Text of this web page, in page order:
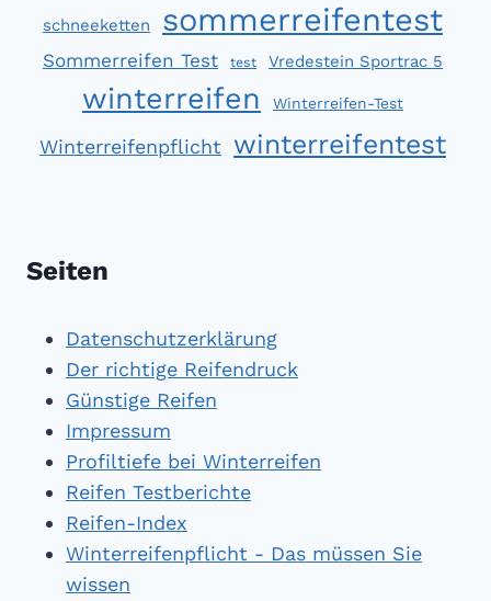
schneeketten sommerreifentest
Sommerreifen Test test Vredestein Sportrac 5
winterreifen Winterreifen-Test
Winterreifenpflicht winterreifentest
Seiten
Datenschutzerklärung
Der richtige Reifendruck
Günstige Reifen
Impressum
Profiltiefe bei Winterreifen
Reifen Testberichte
Reifen-Index
Winterreifenpflicht - Das müssen Sie
wissen